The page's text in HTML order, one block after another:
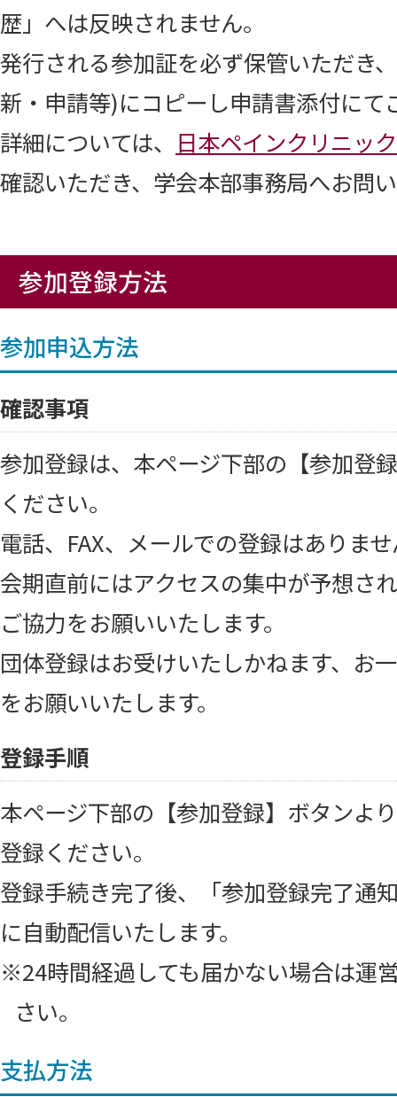
歴」へは反映されません。
発行される参加証を必ず保管いただき
新・申請等)にコピーし申請書添付にて
詳細については、 日本ペインクリニッ
確認いただき、学会本部事務局へお問
参加登録方法
参加申込方法
確認事項
参加登録は、本ページ下部の【参加登
ください。
電話、FAX、メールでの登録はありま
会期直前にはアクセスの集中が予想さ
ご協力をお願いいたします。
団体登録はお受けいたしかねます、お
をお願いいたします。
登録手順
本ページ下部の【参加登録】ボタンよ
登録ください。
登録手続き完了後、「参加登録完了通
に自動配信いたします。
※24時間経過しても届かない場合は運
さい。
支払方法